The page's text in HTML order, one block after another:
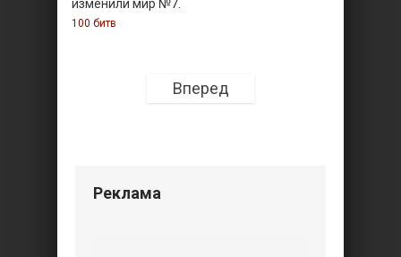
изменили мир №7.
100 битв
Вперед
Реклама